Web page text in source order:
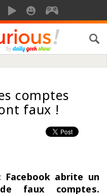
comptes
faux !
abrite un
faux comptes.